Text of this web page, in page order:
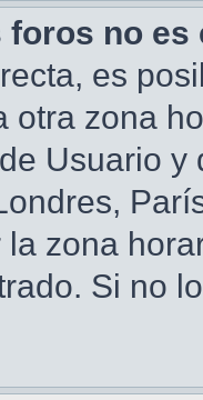
foros no
es
otra zona
Usuario
zona
Si no